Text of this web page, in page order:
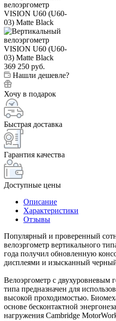
369 250 руб.
Нашли дешевле?
Хочу в подарок
Быстрая доставка
Гарантия качества
Доступные цены
Описание
Характеристики
Отзывы
Популярный и проверенный
велоэргометр вертикального
года получил обновленную
дисплеями и изысканный
Велоэргометр с двухуровневым
типа предназначен для
высокой проходимостью.
основе бесконтактной
нагружения Cambridge